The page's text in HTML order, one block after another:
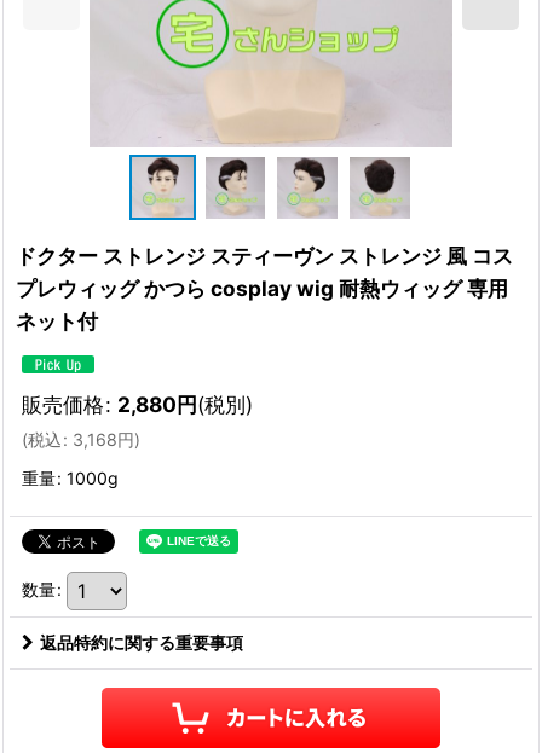
ドクター ストレンジ スティーヴン ストレンジ 風 コス
プレウィッグ かつら cosplay wig 耐熱ウィッグ 専用
ネット付
販売価格: 2,880円(税別)
(税込: 3,168円)
重量: 1000g
数量:
返品特約に関する重要事項